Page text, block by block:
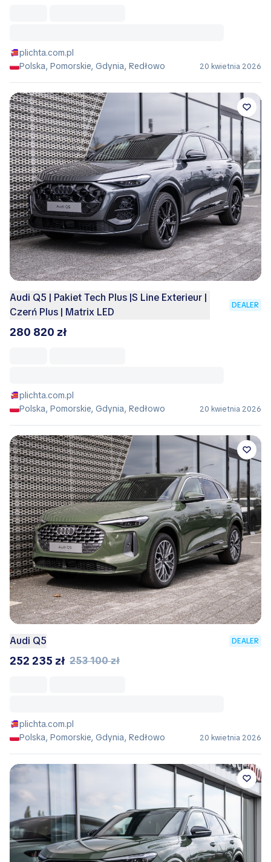
plichta.com.pl
Polska, Pomorskie, Gdynia, Redłowo
20 kwietnia 2026
Audi Q5 | Pakiet Tech Plus |S Line Exterieur |
Czerń Plus | Matrix LED
DEALER
280 820 zł
plichta.com.pl
Polska, Pomorskie, Gdynia, Redłowo
20 kwietnia 2026
Audi Q5 DEALER
252 235 zł 253 100 zł
plichta.com.pl
Polska, Pomorskie, Gdynia, Redłowo
20 kwietnia 2026